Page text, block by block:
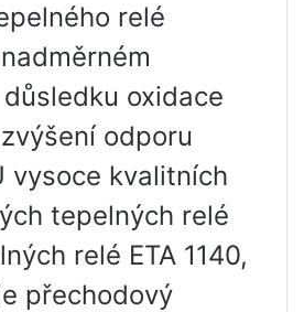
relé
oxidace
odporu
vysoce kvalitních
tepelných relé
relé ETA 1140,
přechodový